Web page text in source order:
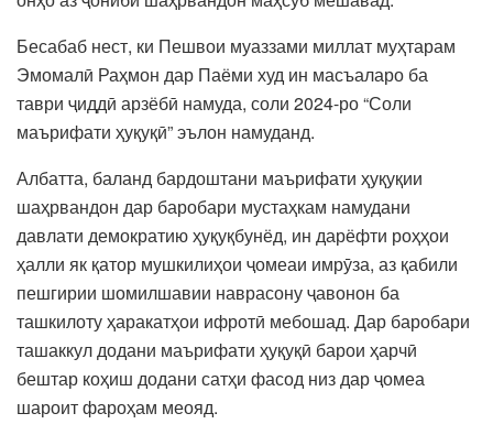
Бесабаб нест, ки Пешвои муаззами миллат муҳтарам
Эмомалӣ Раҳмон дар Паёми худ ин масъаларо ба
таври ҷиддӣ арзёбӣ намуда, соли 2024-ро “Соли
маърифати ҳуқуқӣ” эълон намуданд.
Албатта, баланд бардоштани маърифати ҳуқуқии
шаҳрвандон дар баробари мустаҳкам намудани
давлати демократию ҳуқуқбунёд, ин дарёфти роҳҳои
ҳалли як қатор мушкилиҳои ҷомеаи имрӯза, аз қабили
пешгирии шомилшавии наврасону ҷавонон ба
ташкилоту ҳаракатҳои ифротӣ мебошад. Дар баробари
ташаккул додани маърифати ҳуқуқӣ барои ҳарчӣ
бештар коҳиш додани сатҳи фасод низ дар ҷомеа
шароит фароҳам меояд.